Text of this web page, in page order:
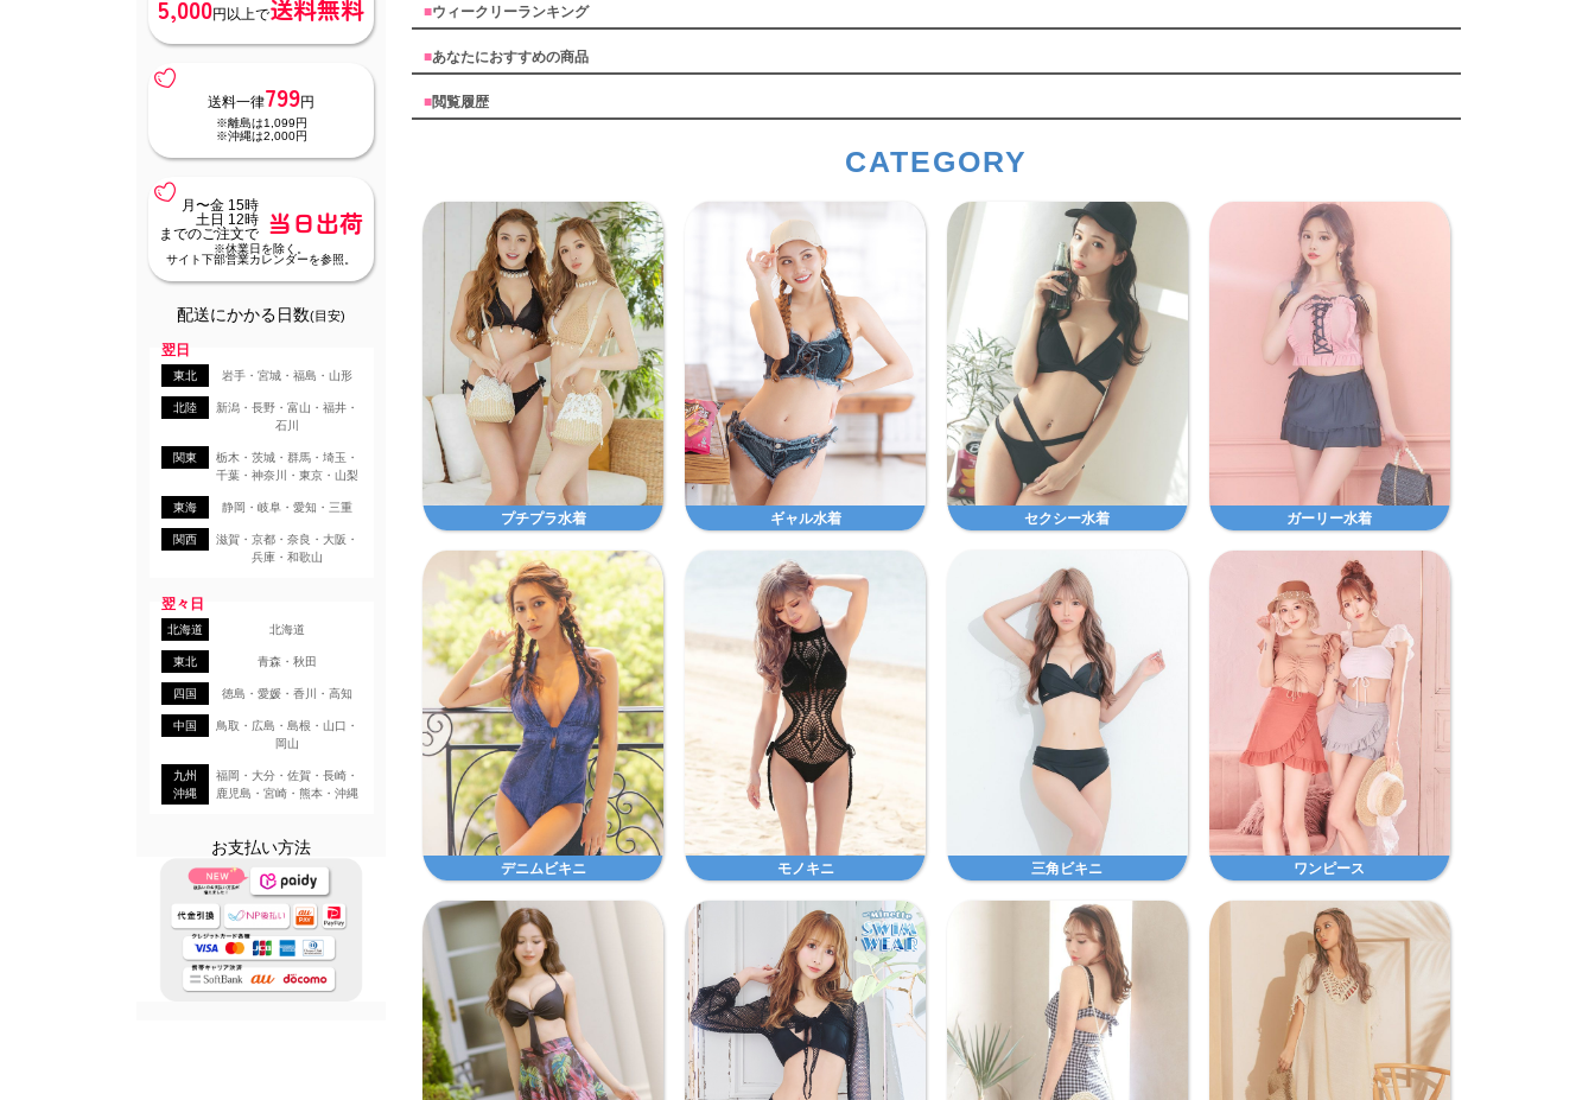
5,000円以上で送料無料
送料一律799円
※離島は1,099円
※沖縄は2,000円
月〜金 15時
土日 12時
までのご注文で
当日出荷
※休業日を除く。
サイト下部営業カレンダーを参照。
配送にかかる日数(目安)
翌日
東北 岩手・宮城・福島・山形
北陸
新潟・長野・富山・福井・
石川
関東
栃木・茨城・群馬・埼玉・
千葉・神奈川・東京・山梨
東海 静岡・岐阜・愛知・三重
関西
滋賀・京都・奈良・大阪・
兵庫・和歌山
翌々日
北海道 北海道
東北 青森・秋田
四国 徳島・愛媛・香川・高知
中国
鳥取・広島・島根・山口・
岡山
九州
沖縄
福岡・大分・佐賀・長崎・
鹿児島・宮崎・熊本・沖縄
お支払い方法
■ウィークリーランキング
■あなたにおすすめの商品
■閲覧履歴
CATEGORY
プチプラ水着 ギャル水着 セクシー水着 ガーリー水着
デニムビキニ モノキニ 三角ビキニ ワンピース